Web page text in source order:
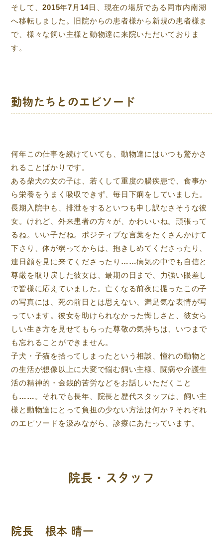
そして、2015年7月14日、現在の場所である同市内南湖
へ移転しました。旧院からの患者様から新規の患者様ま
で、様々な飼い主様と動物達に来院いただいておりま
す。
動物たちとのエピソード
何年この仕事を続けていても、動物達にはいつも驚かさ
れることばかりです。
ある柴犬の女の子は、若くして重度の腸疾患で、食事か
ら栄養をうまく吸収できず、毎日下痢をしていました。
長期入院中も、排泄をするといつも申し訳なさそうな彼
女。けれど、外来患者の方々が、かわいいね。頑張って
るね。いい子だね。ポジティブな言葉をたくさんかけて
下さり、体が弱ってからは、抱きしめてくださったり、
連日顔を見に来てくださったり……病気の中でも自信と
尊厳を取り戻した彼女は、最期の日まで、力強い眼差し
で皆様に応えていました。亡くなる前夜に撮ったこの子
の写真には、死の前日とは思えない、満足気な表情が写
っています。彼女を助けられなかった悔しさと、彼女ら
しい生き方を見せてもらった尊敬の気持ちは、いつまで
も忘れることができません。
子犬・子猫を拾ってしまったという相談、憧れの動物と
の生活が想像以上に大変で悩む飼い主様、闘病や介護生
活の精神的・金銭的苦労などをお話しいただくこと
も……。それでも長年、院長と歴代スタッフは、飼い主
様と動物達にとって負担の少ない方法は何か？それぞれ
のエピソードを汲みながら、診療にあたっています。
院長・スタッフ
院長 根本 晴一